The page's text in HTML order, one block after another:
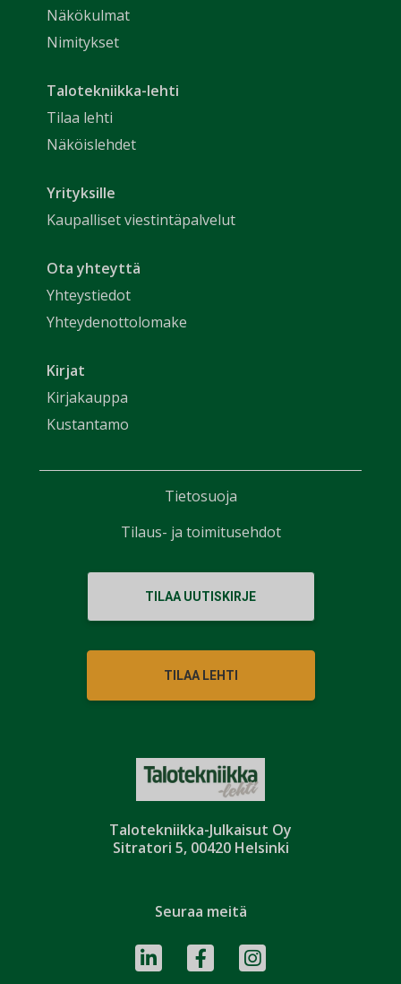
Talotekniikka-Julkaisut Oy
Sitratori 5, 00420 Helsinki
Näkökulmat
Nimitykset
Talotekniikka-lehti
Tilaa lehti
Näköislehdet
Yrityksille
Kaupalliset viestintäpalvelut
Ota yhteyttä
Yhteystiedot
Yhteydenottolomake
Kirjat
Kirjakauppa
Kustantamo
TILAA UUTISKIRJE
TILAA LEHTI
Seuraa meitä
Tietosuoja
Tilaus- ja toimitusehdot